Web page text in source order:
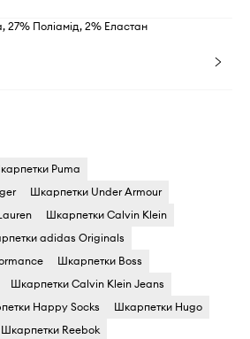
27% Поліамід, 2% Еластан
Puma
Шкарпетки Under Armour
Шкарпетки Calvin Klein
adidas Originals
Шкарпетки Boss
Шкарпетки Calvin Klein Jeans
Happy Socks
Шкарпетки Hugo
Шкарпетки Reebok